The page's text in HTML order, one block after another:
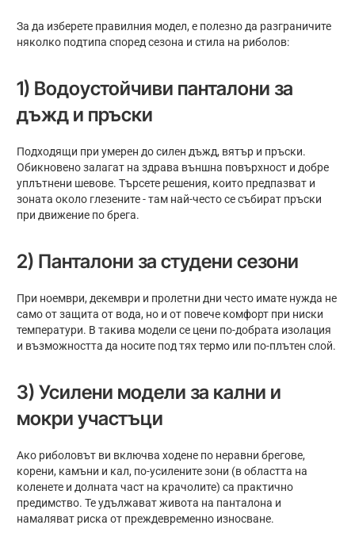
За да изберете правилния модел, е полезно да разграничите
няколко подтипа според сезона и стила на риболов:
1) Водоустойчиви панталони за
дъжд и пръски
Подходящи при умерен до силен дъжд, вятър и пръски.
Обикновено залагат на здрава външна повърхност и добре
уплътнени шевове. Търсете решения, които предпазват и
зоната около глезените - там най-често се събират пръски
при движение по брега.
2) Панталони за студени сезони
При ноември, декември и пролетни дни често имате нужда не
само от защита от вода, но и от повече комфорт при ниски
температури. В такива модели се цени по-добрата изолация
и възможността да носите под тях термо или по-плътен слой.
3) Усилени модели за кални и
мокри участъци
Ако риболовът ви включва ходене по неравни брегове,
корени, камъни и кал, по-усилените зони (в областта на
коленете и долната част на крачолите) са практично
предимство. Те удължават живота на панталона и
намаляват риска от преждевременно износване.